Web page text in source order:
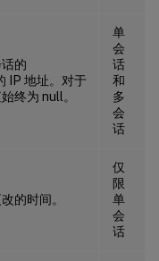
的
IP 地址。对于
终为 null。
单
会
话
和
多
会
话
的时间。
仅
限
单
会
话